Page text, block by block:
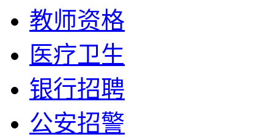
教师资格
医疗卫生
银行招聘
公安招警